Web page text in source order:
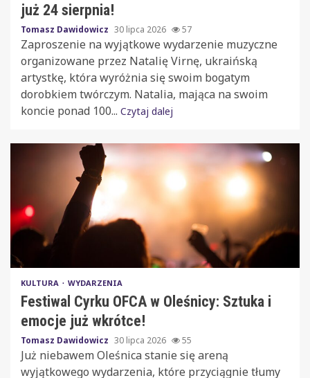
już 24 sierpnia!
Tomasz Dawidowicz 30 lipca 2026 57
Zaproszenie na wyjątkowe wydarzenie muzyczne
organizowane przez Natalię Virnę, ukraińską
artystkę, która wyróżnia się swoim bogatym
dorobkiem twórczym. Natalia, mająca na swoim
koncie ponad 100... Czytaj dalej
KULTURA WYDARZENIA
Festiwal Cyrku OFCA w Oleśnicy: Sztuka i
emocje już wkrótce!
Tomasz Dawidowicz 30 lipca 2026 55
Już niebawem Oleśnica stanie się areną
wyjątkowego wydarzenia, które przyciągnie tłumy